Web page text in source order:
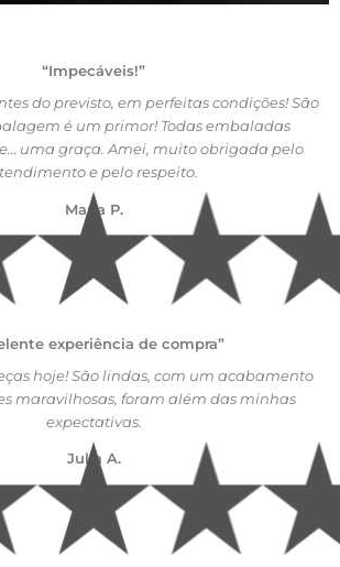
“Impecáveis!”
do previsto, em perfeitas condições! São
é um primor! Todas embaladas
uma graça. Amei, muito obrigada pelo
e pelo respeito.
Maria P.
experiência de compra”
hoje! São lindas, com um acabamento
maravilhosas, foram além das minhas
expectativas.
Julia A.